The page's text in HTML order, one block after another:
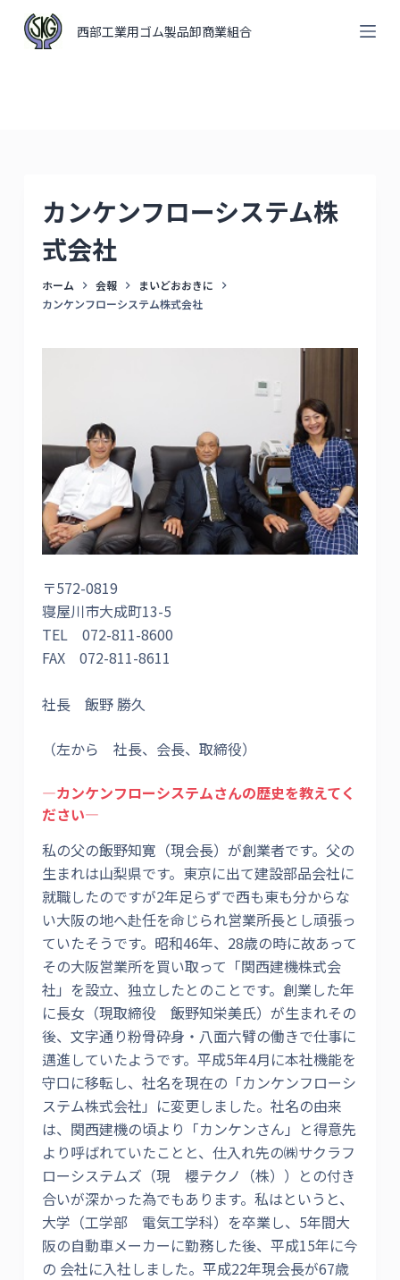
コ
ン
西部工業用ゴム製品卸商業組合
カンケンフローシステム株
式会社
ホーム 会報
まいどおおきに
カンケンフローシステム株式会社
〒572-0819
寝屋川市大成町13-5
TEL 072-811-8600
FAX 072-811-8611
社長 飯野 勝久
（左から 社長、会長、取締役）
―カンケンフローシステムさんの歴史を教えてく
ださい―
私の父の飯野知寛（現会長）が創業者です。父の
生まれは山梨県です。東京に出て建設部品会社に
就職したのですが2年足らずで西も東も分からな
い大阪の地へ赴任を命じられ営業所長とし頑張っ
ていたそうです。昭和46年、28歳の時に故あって
その大阪営業所を買い取って「関西建機株式会
社」を設立、独立したとのことです。創業した年
に長女（現取締役 飯野知栄美氏）が生まれその
後、文字通り粉骨砕身・八面六臂の働きで仕事に
邁進していたようです。平成5年4月に本社機能を
守口に移転し、社名を現在の「カンケンフローシ
ステム株式会社」に変更しました。社名の由来
は、関西建機の頃より「カンケンさん」と得意先
より呼ばれていたことと、仕入れ先の㈱サクラフ
ローシステムズ（現 櫻テクノ（株））との付き
合いが深かった為でもあります。私はというと、
大学（工学部 電気工学科）を卒業し、5年間大
阪の自動車メーカーに勤務した後、平成15年に今
の 会社に入社しました。平成22年現会長が67歳